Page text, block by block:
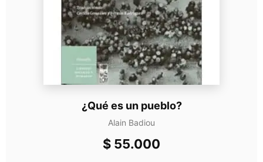
¿Qué es un pueblo?
Alain Badiou
$ 55.000